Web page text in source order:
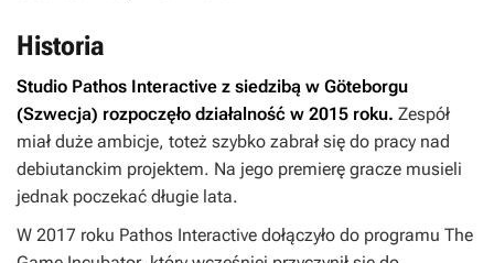
Historia
Studio Pathos Interactive z siedzibą w Göteborgu
(Szwecja) rozpoczęło działalność w 2015 roku. Zespół
miał duże ambicje, toteż szybko zabrał się do pracy nad
debiutanckim projektem. Na jego premierę gracze musieli
jednak poczekać długie lata.
W 2017 roku Pathos Interactive dołączyło do programu The